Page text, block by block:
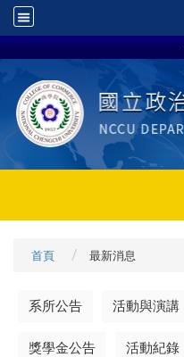
首頁 最新消息
系所公告 活動與演講
獎學金公告 活動紀錄